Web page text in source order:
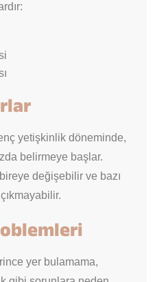
yetişkinlik döneminde,
belirmeye başlar.
değişebilir ve bazı
yer bulamama,